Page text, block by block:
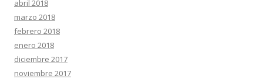
abril 2018
marzo 2018
febrero 2018
enero 2018
diciembre 2017
noviembre 2017